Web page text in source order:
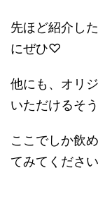
先ほど紹介し
にぜひ♡
他にも、オリ
いただけるそう
ここでしか飲
てみてくださ